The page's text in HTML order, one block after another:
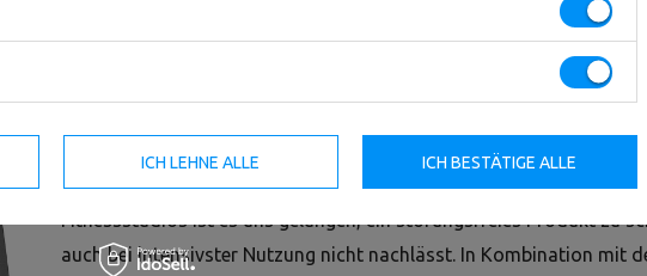
professionelle Fitnessstudio. An diesem Gerät können Ihre Kunden
Oberschenkel-Muskeln in voller Sicherheit des Trainers trainieren.
Konstruktion des Geräts ermöglicht Ihnen ein professionelles
großen Belastung. Die starke und bequeme Polsterung, die
und die vier Griffe gewährleisten maximalen Komfort für den
jahrelanger Erfahrung in der Herstellung von Geräten für
Fitnessstudios ist es uns gelungen, ein störungsfreies Produkt zu
auch bei intensivster Nutzung nicht nachlässt. In Kombination mit
ICH LEHNE ALLE ICH BESTÄTIGE ALLE